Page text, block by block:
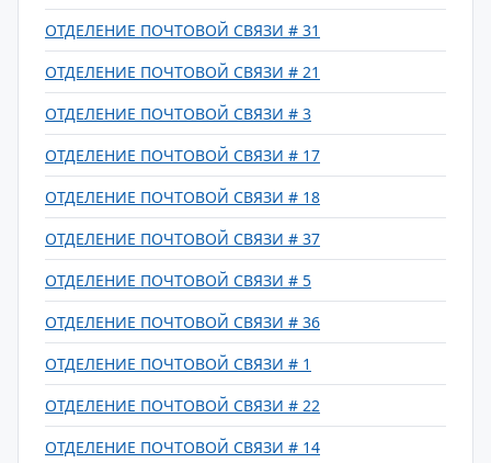
ОТДЕЛЕНИЕ ПОЧТОВОЙ СВЯЗИ # 31
ОТДЕЛЕНИЕ ПОЧТОВОЙ СВЯЗИ # 21
ОТДЕЛЕНИЕ ПОЧТОВОЙ СВЯЗИ # 3
ОТДЕЛЕНИЕ ПОЧТОВОЙ СВЯЗИ # 17
ОТДЕЛЕНИЕ ПОЧТОВОЙ СВЯЗИ # 18
ОТДЕЛЕНИЕ ПОЧТОВОЙ СВЯЗИ # 37
ОТДЕЛЕНИЕ ПОЧТОВОЙ СВЯЗИ # 5
ОТДЕЛЕНИЕ ПОЧТОВОЙ СВЯЗИ # 36
ОТДЕЛЕНИЕ ПОЧТОВОЙ СВЯЗИ # 1
ОТДЕЛЕНИЕ ПОЧТОВОЙ СВЯЗИ # 22
ОТДЕЛЕНИЕ ПОЧТОВОЙ СВЯЗИ # 14